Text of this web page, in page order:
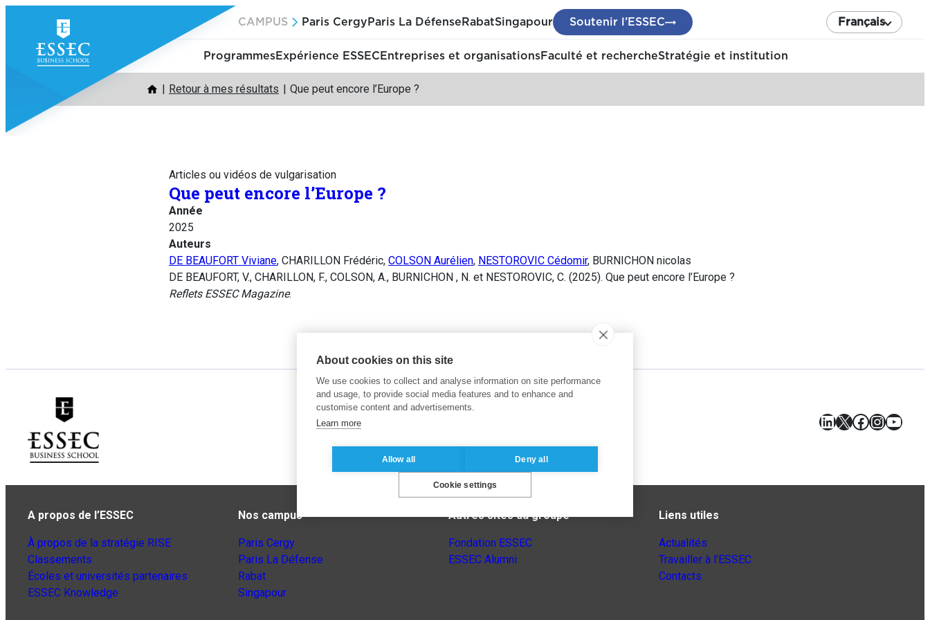
contenu
CAMPUS Paris Cergy Paris La Défense RabatSingapour Soutenir l’ESSEC Français
ProgrammesExpérience ESSEC Entreprises et organisationsFaculté et rechercheStratégie et institution
Retour à mes résultats Que peut encore l’Europe ?
Articles ou vidéos de vulgarisation
Que peut encore l’Europe ?
Année
2025
Auteurs
DE BEAUFORT Viviane, CHARILLON Frédéric, COLSON Aurélien, NESTOROVIC Cédomir, BURNICHON nicolas
DE BEAUFORT, V., CHARILLON, F., COLSON, A., BURNICHON , N. et NESTOROVIC, C. (2025). Que peut encore l’Europe ?
Reflets ESSEC Magazine.
LinkedIn
X Facebook
A propos de l’ESSEC
À propos de la stratégie RISE
Classements
Écoles et universités partenaires
ESSEC Knowledge
Nos campus
Paris Cergy
Paris La Défense
Rabat
Singapour
Autres sites du groupe
Fondation ESSEC
ESSEC Alumni
Liens utiles
Actualités
Travailler à l’ESSEC
Contacts
About cookies on this site
We use cookies to collect and analyse information on site performance
and usage, to provide social media features and to enhance and
customise content and advertisements.
Learn more
Allow all Deny all
Cookie settings